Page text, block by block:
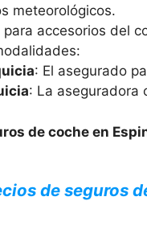
meteorológicos.
accesorios del
: El asegurado
: La aseguradora
de coche en
de seguros